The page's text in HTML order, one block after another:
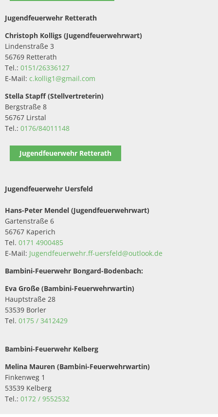
Jugendfeuerwehr Retterath
Christoph Kolligs (Jugendfeuerwehrwart)
Lindenstraße 3
56769 Retterath
Tel.: 0151/26336127
E-Mail: c.kollig1@gmail.com
Stella Stapff (Stellvertreterin)
Bergstraße 8
56767 Lirstal
Tel.: 0176/84011148
Jugendfeuerwehr Retterath
Jugendfeuerwehr Uersfeld
Hans-Peter Mendel (Jugendfeuerwehrwart)
Gartenstraße 6
56767 Kaperich
Tel. 0171 4900485
E-Mail: Jugendfeuerwehr.ff-uersfeld@outlook.de
Bambini-Feuerwehr Bongard-Bodenbach:
Eva Große (Bambini-Feuerwehrwartin)
Hauptstraße 28
53539 Borler
Tel. 0175 / 3412429
Bambini-Feuerwehr Kelberg
Melina Mauren (Bambini-Feuerwehrwartin)
Finkenweg 1
53539 Kelberg
Tel.: 0172 / 9552532